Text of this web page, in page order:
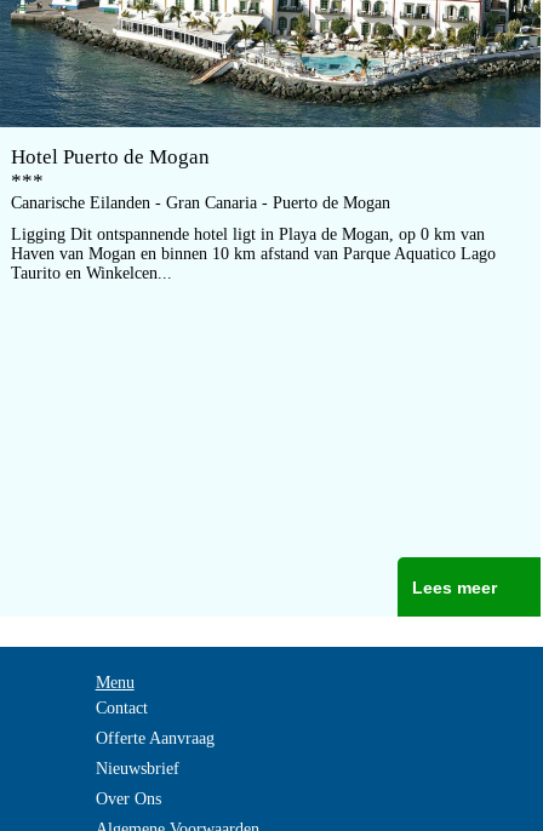
Hotel Puerto de Mogan
***
Canarische Eilanden - Gran Canaria - Puerto de Mogan
Ligging Dit ontspannende hotel ligt in Playa de Mogan, op 0 km van
Haven van Mogan en binnen 10 km afstand van Parque Aquatico Lago
Taurito en Winkelcen...
Lees meer
Menu
Contact
Offerte Aanvraag
Nieuwsbrief
Over Ons